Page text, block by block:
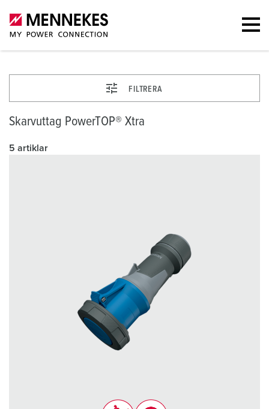
FILTRERA
Skarvuttag PowerTOP® Xtra
5 artiklar